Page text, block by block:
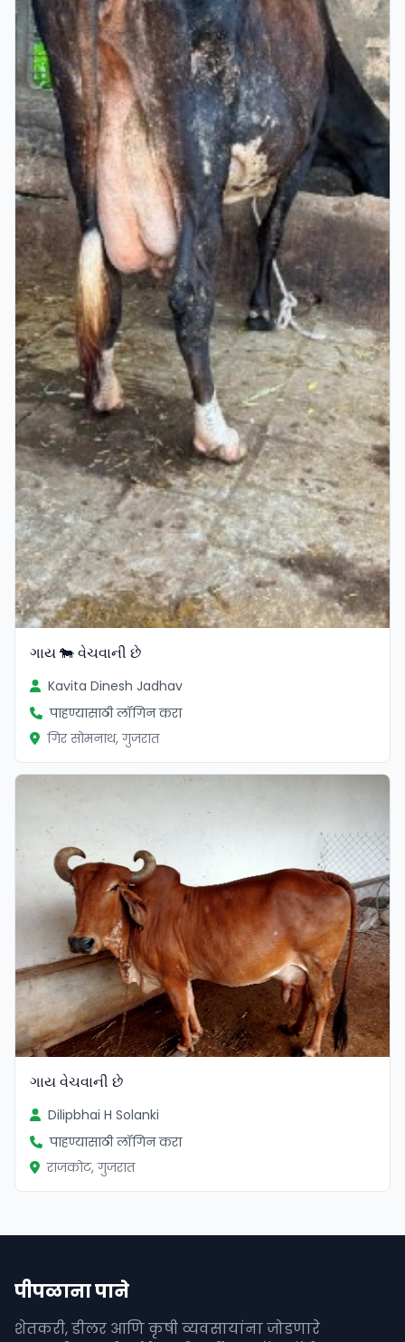
ગાય 🐄 વેચવાની છે
Kavita Dinesh Jadhav
पाहण्यासाठी लॉगिन करा
गिर सोमनाथ, गुजरात
ગાય વેચવાની છે
Dilipbhai H Solanki
पाहण्यासाठी लॉगिन करा
राजकोट, गुजरात
पीपळाना पाने
शेतकरी, डीलर आणि कृषी व्यवसायांना जोडणारे